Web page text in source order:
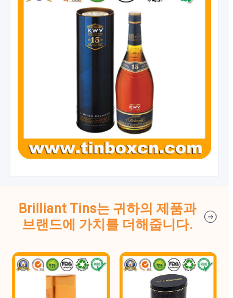
Brilliant Tins는 귀하의 제품과
브랜드에 가치를 더해줍니다.